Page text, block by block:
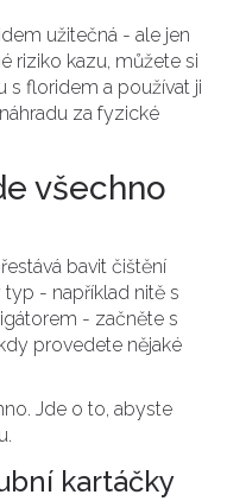
užitečná - ale jen
riziko kazu, můžete si
s floridem a používat ji
za fyzické
všechno
bavit čištění
- například nitě s
- začněte s
provedete nějaké
Jde o to, abyste
kartáčky